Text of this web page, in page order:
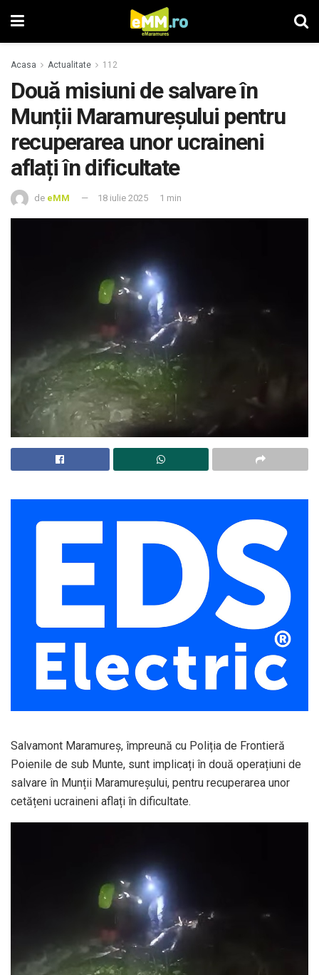
Acasa Actualitate 112
Două misiuni de salvare în
Munții Maramureșului pentru
recuperarea unor ucraineni
aflați în dificultate
de eMM 18 iulie 2025 1 min
Salvamont Maramureș, împreună cu Poliția de Frontieră
Poienile de sub Munte, sunt implicați în două operațiuni de
salvare în Munții Maramureșului, pentru recuperarea unor
cetățeni ucraineni aflați în dificultate.